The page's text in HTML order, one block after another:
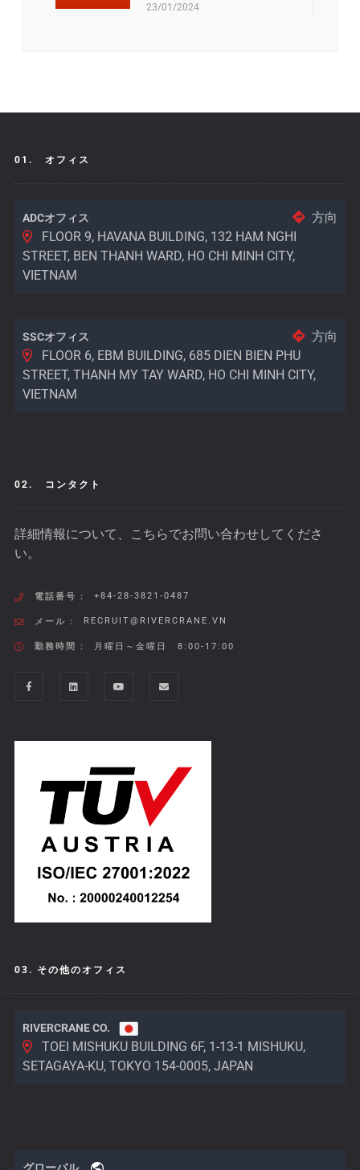
23/01/2024
01. オフィス
ADCオフィス
方向
FLOOR 9, HAVANA BUILDING, 132 HAM NGHI
STREET, BEN THANH WARD, HO CHI MINH CITY,
VIETNAM
SSCオフィス
方向
FLOOR 6, EBM BUILDING, 685 DIEN BIEN PHU
STREET, THANH MY TAY WARD, HO CHI MINH CITY,
VIETNAM
02. コンタクト
詳細情報について、こちらでお問い合わせしてくださ
い。
電話番号 : +84-28-3821-0487
メール : RECRUIT@RIVERCRANE.VN
勤務時間 : 月曜日～金曜日 8:00-17:00
03. その他のオフィス
RIVERCRANE CO.
TOEI MISHUKU BUILDING 6F, 1-13-1 MISHUKU,
SETAGAYA-KU, TOKYO 154-0005, JAPAN
グローバル